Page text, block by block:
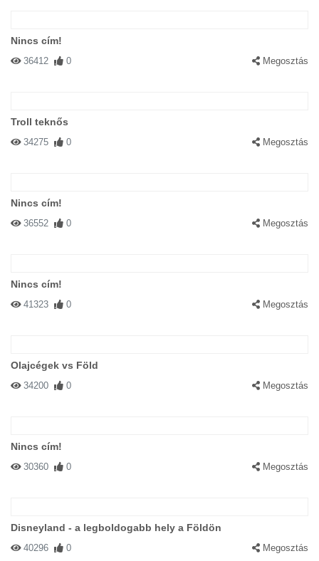
Nincs cím!
36412 0 Megosztás
Troll teknős
34275 0 Megosztás
Nincs cím!
36552 0 Megosztás
Nincs cím!
41323 0 Megosztás
Olajcégek vs Föld
34200 0 Megosztás
Nincs cím!
30360 0 Megosztás
Disneyland - a legboldogabb hely a Földön
40296 0 Megosztás